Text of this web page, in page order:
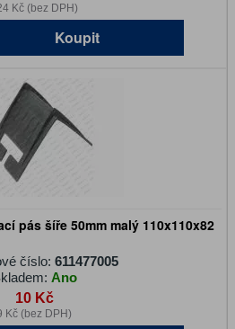
Kč (bez DPH)
Koupit
pás šíře 50mm malý 110x110x82
číslo: 611477005
Ano
10 Kč
Kč (bez DPH)